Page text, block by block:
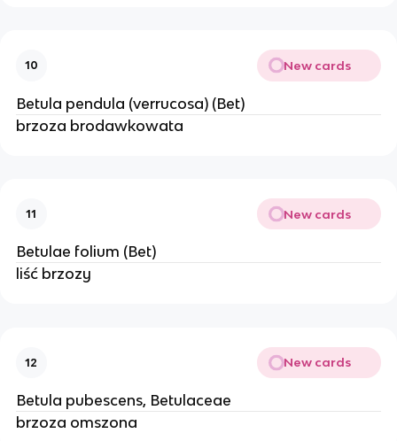
10 New cards
Betula pendula (verrucosa) (Bet)
brzoza brodawkowata
11 New cards
Betulae folium (Bet)
liść brzozy
12 New cards
Betula pubescens, Betulaceae
brzoza omszona